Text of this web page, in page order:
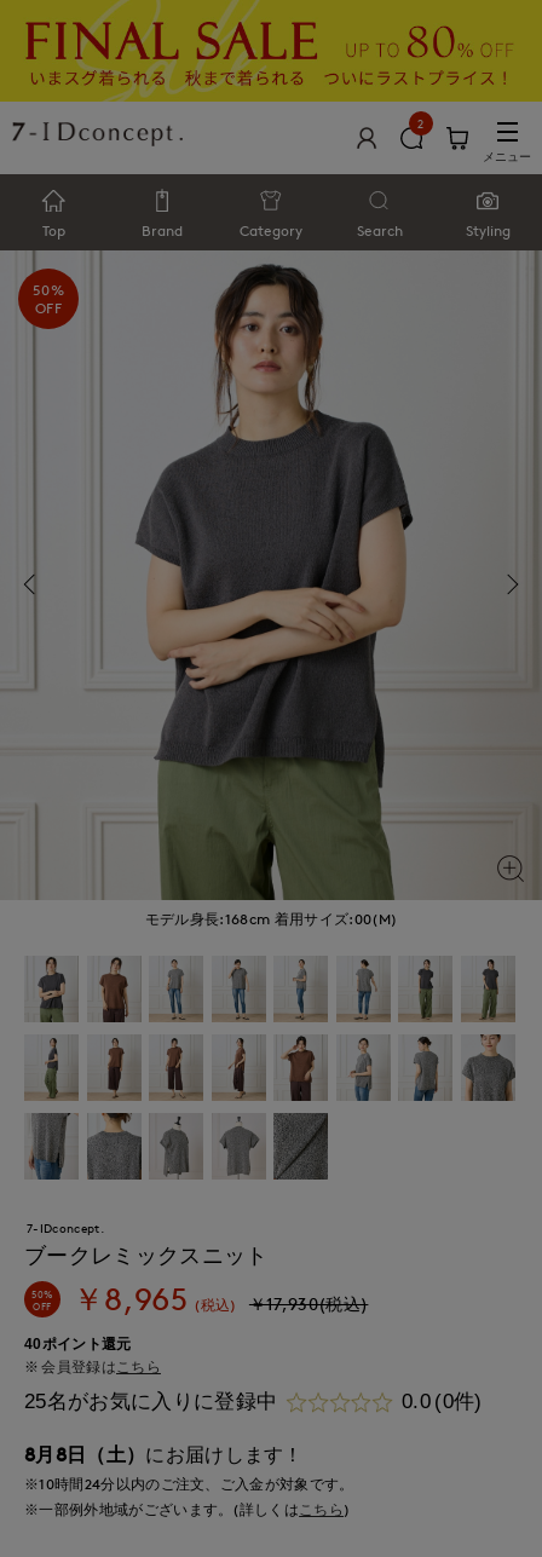
2
メニュー
Top Brand Category Search Styling
モデル身長:168cm 着用サイズ:00(M)
50%
OFF
7-IDconcept.
ブークレミックスニット
50%
OFF
￥8,965 (税込) ￥17,930(税込)
40ポイント還元
会員登録は こちら
25名がお気に入りに登録中 0.0 (0件)
8月8日（土） にお届けします！
※10時間24分以内のご注文、ご入金が対象です。
※一部例外地域がございます。(詳しくはこちら )